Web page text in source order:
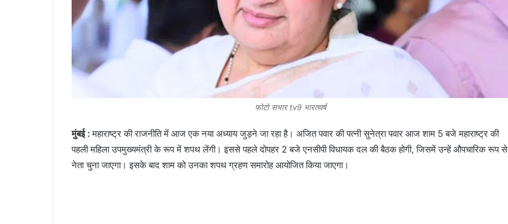
फोटो सभार tv9 भारतवर्ष
मुंबई :महाराष्ट्र की राजनीति में आज एक नया अध्याय जुड़ने जा रहा है। अजित पवार की पत्नी सुनेत्रा पवार आज शाम 5 बजे महाराष्ट्र की
पहली महिला उपमुख्यमंत्री के रूप में शपथ लेंगी। इससे पहले दोपहर 2 बजे एनसीपी विधायक दल की बैठक होगी, जिसमें उन्हें औपचारिक रूप से
नेता चुना जाएगा। इसके बाद शाम को उनका शपथ ग्रहण समारोह आयोजित किया जाएगा।